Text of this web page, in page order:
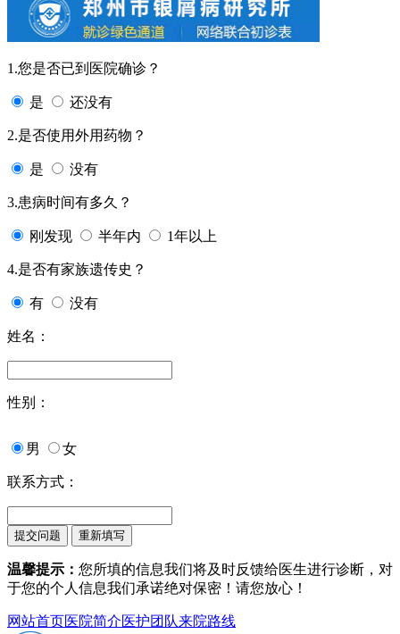
1.您是否已到医院确诊？
是 还没有
2.是否使用外用药物？
是 没有
3.患病时间有多久？
刚发现 半年内 1年以上
4.是否有家族遗传史？
有 没有
姓名：
性别：
男 女
联系方式：
温馨提示： 您所填的信息我们将及时反馈给医生进行诊断，对
于您的个人信息我们承诺绝对保密！请您放心！
网站首页医院简介医护团队来院路线